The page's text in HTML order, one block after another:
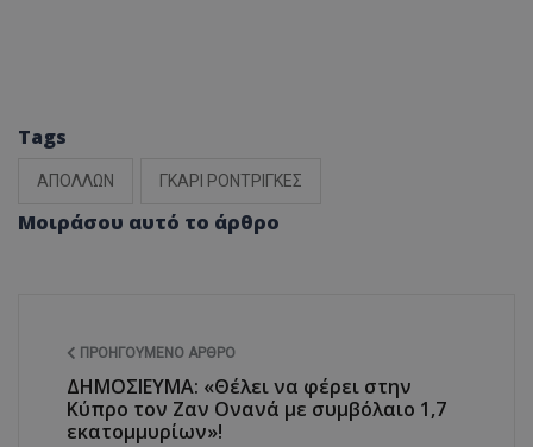
Tags
ΑΠΟΛΛΩΝ ΓΚΑΡΙ ΡΟΝΤΡΙΓΚΕΣ
Μοιράσου αυτό το άρθρο
ΠΡΟΗΓΟΎΜΕΝΟ ΆΡΘΡΟ
ΔΗΜΟΣΙΕΥΜΑ: «Θέλει να φέρει στην
Κύπρο τον Ζαν Ονανά με συμβόλαιο 1,7
εκατομμυρίων»!